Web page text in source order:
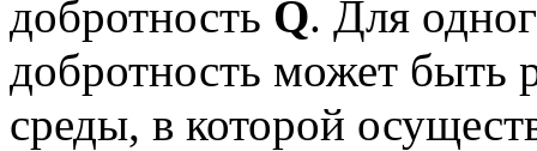
добротность Q. Для
добротность может быть
среды, в которой